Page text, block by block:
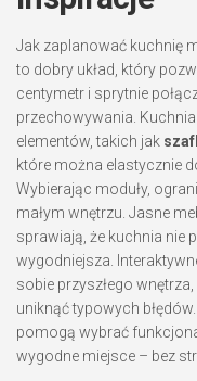
Jak zaplanować kuchnię
to dobry układ, który
centymetr i sprytnie
przechowywania.
elementów, takich jak
które można elastycznie
Wybierając moduły,
małym wnętrzu. Jasne
sprawiają, że kuchnia nie
wygodniejsza.
sobie przyszłego
uniknąć typowych
pomogą wybrać
wygodne miejsce – bez